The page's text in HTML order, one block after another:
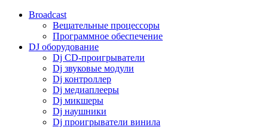
Broadcast
Вещательные процессоры
Программное обеспечение
DJ оборудование
Dj CD-проигрыватели
Dj звуковые модули
Dj контроллер
Dj медиаплееры
Dj микшеры
Dj наушники
Dj проигрыватели винила